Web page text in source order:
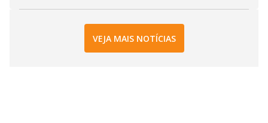
VEJA MAIS NOTÍCIAS